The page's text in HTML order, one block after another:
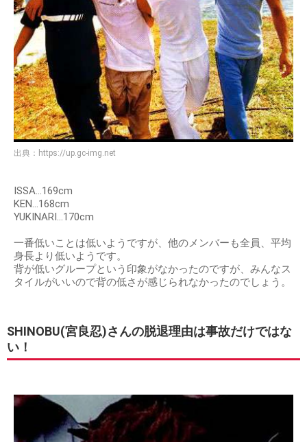
出典： https://up.gc-img.net
ISSA…169cm
KEN…168cm
YUKINARI…170cm
一番低いことは低いようですが、他のメンバーも全員、平均
身長より低いようです。
背が低いグループという印象がなかったのですが、みんなス
タイルがいいので背の低さが感じられなかったのでしょう。
SHINOBU(宮良忍)さんの脱退理由は事故だけではな
い！